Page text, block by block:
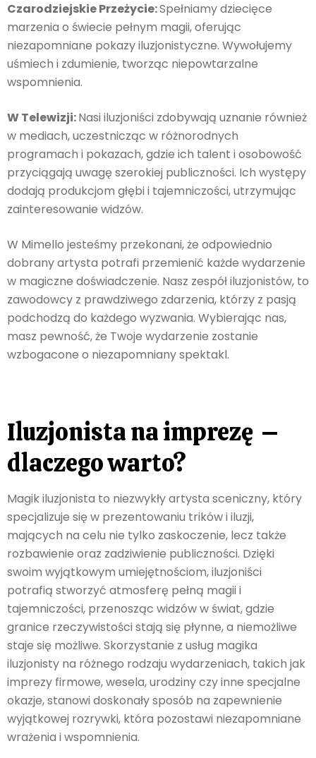
Czarodziejskie Przeżycie:Spełniamy dziecięce
marzenia o świecie pełnym magii, oferując
niezapomniane pokazy iluzjonistyczne. Wywołujemy
uśmiech i zdumienie, tworząc niepowtarzalne
wspomnienia.
W Telewizji:Nasi iluzjoniści zdobywają uznanie również
w mediach, uczestnicząc w różnorodnych
programach i pokazach, gdzie ich talent i osobowość
przyciągają uwagę szerokiej publiczności. Ich występy
dodają produkcjom głębi i tajemniczości, utrzymując
zainteresowanie widzów.
W Mimello jesteśmy przekonani, że odpowiednio
dobrany artysta potrafi przemienić każde wydarzenie
w magiczne doświadczenie. Nasz zespół iluzjonistów, to
zawodowcy z prawdziwego zdarzenia, którzy z pasją
podchodzą do każdego wyzwania. Wybierając nas,
masz pewność, że Twoje wydarzenie zostanie
wzbogacone o niezapomniany spektakl.
Iluzjonista na imprezę –
dlaczego warto?
Magik iluzjonista to niezwykły artysta sceniczny, który
specjalizuje się w prezentowaniu trików i iluzji,
mających na celu nie tylko zaskoczenie, lecz także
rozbawienie oraz zadziwienie publiczności. Dzięki
swoim wyjątkowym umiejętnościom, iluzjoniści
potrafią stworzyć atmosferę pełną magii i
tajemniczości, przenosząc widzów w świat, gdzie
granice rzeczywistości stają się płynne, a niemożliwe
staje się możliwe. Skorzystanie z usług magika
iluzjonisty na różnego rodzaju wydarzeniach, takich jak
imprezy firmowe, wesela, urodziny czy inne specjalne
okazje, stanowi doskonały sposób na zapewnienie
wyjątkowej rozrywki, która pozostawi niezapomniane
wrażenia i wspomnienia.